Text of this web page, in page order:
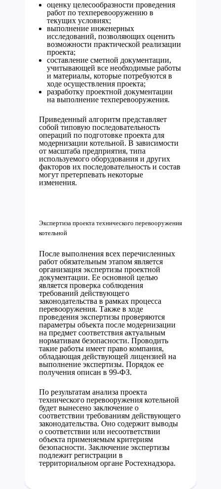
оценку целесообразности проведения
работ по техперевооружению в
текущих условиях;
выполнение инженерных
исследований, позволяющих оценить
возможности практической реализации
проекта;
составление сметной документации,
учитывающей все необходимые работы
и материалы, которые потребуются в
ходе осуществления проекта;
разработку проектной документации
на выполнение техперевооружения.
Приведенный алгоритм представляет
собой типовую последовательность
операций по подготовке проекта для
модернизации котельной. В зависимости
от масштаба предприятия, типа
используемого оборудования и других
факторов их последовательность и состав
могут претерпевать некоторые
изменения.
Экспертиза проекта технического перевооружения
котельной
После выполнения всех перечисленных
работ обязательным этапом является
организация экспертизы проектной
документации. Ее основной целью
является проверка соблюдения
требований действующего
законодательства в рамках процесса
перевооружения. Также в ходе
проведения экспертизы проверяются
параметры объекта после модернизации
на предмет соответствия актуальным
нормативам безопасности. Проводить
такие работы имеет право компания,
обладающая действующей лицензией на
выполнение экспертизы. Порядок ее
получения описан в 99-ФЗ.
По результатам анализа проекта
технического перевооружения котельной
будет вынесено заключение о
соответствии требованиям действующего
законодательства. Оно содержит выводы
о соответствии или несоответствии
объекта применяемым критериям
безопасности. Заключение экспертизы
подлежит регистрации в
территориальном органе Ростехнадзора.